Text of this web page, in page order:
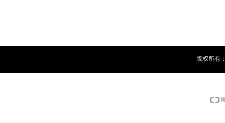
版权所有